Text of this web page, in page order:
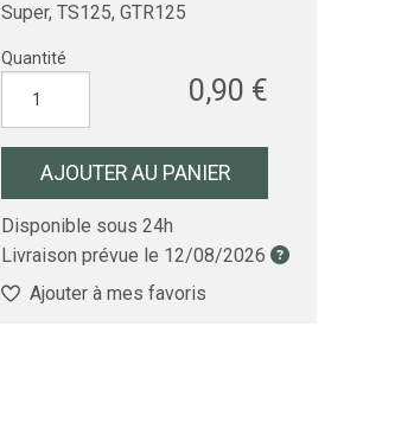
Super, TS125, GTR125
Quantité
0,90 €
AJOUTER AU PANIER
Disponible sous 24h
Livraison prévue le 12/08/2026
Ajouter à mes favoris